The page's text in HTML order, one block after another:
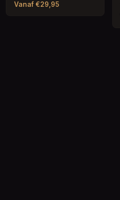
Vanaf €29,95